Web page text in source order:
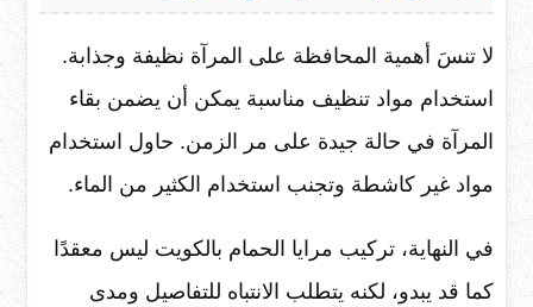
لا تنسَ أهمية المحافظة على المرآة نظيفة وجذابة.
استخدام مواد تنظيف مناسبة يمكن أن يضمن بقاء
المرآة في حالة جيدة على مر الزمن. حاول استخدام
مواد غير كاشطة وتجنب استخدام الكثير من الماء.
في النهاية، تركيب مرايا الحمام بالكويت ليس معقدًا
كما قد يبدو، لكنه يتطلب الانتباه للتفاصيل ومدى